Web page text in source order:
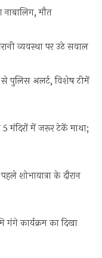
नाबालिग, मौत
व्यवस्था पर उठे सवाल
से पुलिस अलर्ट, विशेष टीमें
मंदिरों में जरूर टेकें माथा;
शोभायात्रा के दौरान
गंगे कार्यक्रम का दिखा